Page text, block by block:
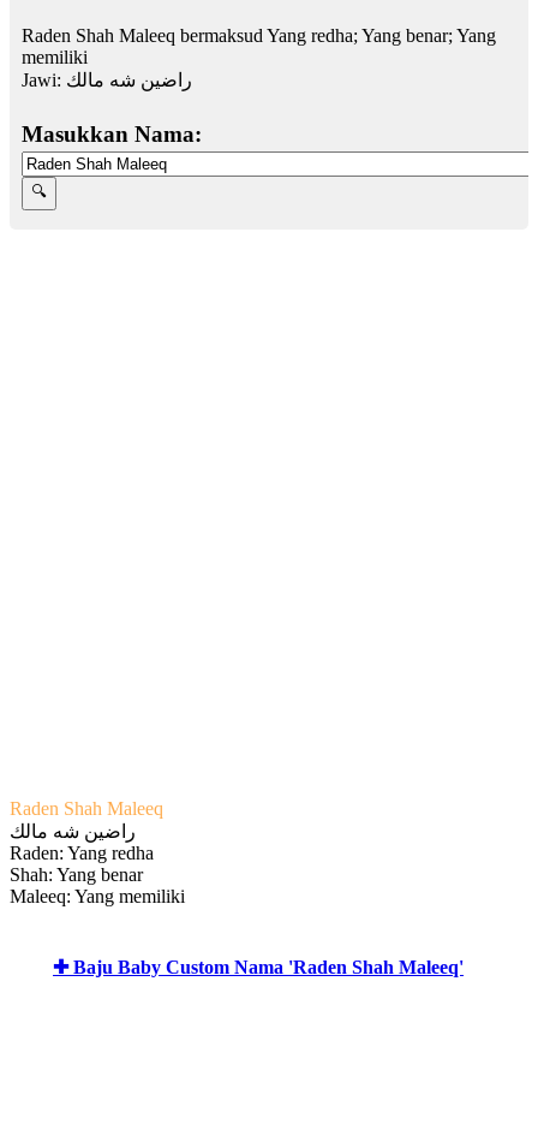
Raden Shah Maleeq bermaksud Yang redha; Yang benar; Yang
memiliki
Jawi: راضين شه مالك
Masukkan Nama:
Raden Shah Maleeq
راضين شه مالك
Raden: Yang redha
Shah: Yang benar
Maleeq: Yang memiliki
✚ Baju Baby Custom Nama 'Raden Shah Maleeq'